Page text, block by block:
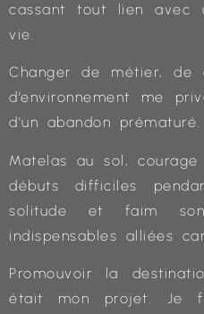
cassant tout lien avec
vie.
Changer de métier, de
d’environnement me
d’un abandon prématuré.
Matelas au sol,
débuts difficiles
solitude et faim
indispensables alliées
Promouvoir la
était mon projet. Je